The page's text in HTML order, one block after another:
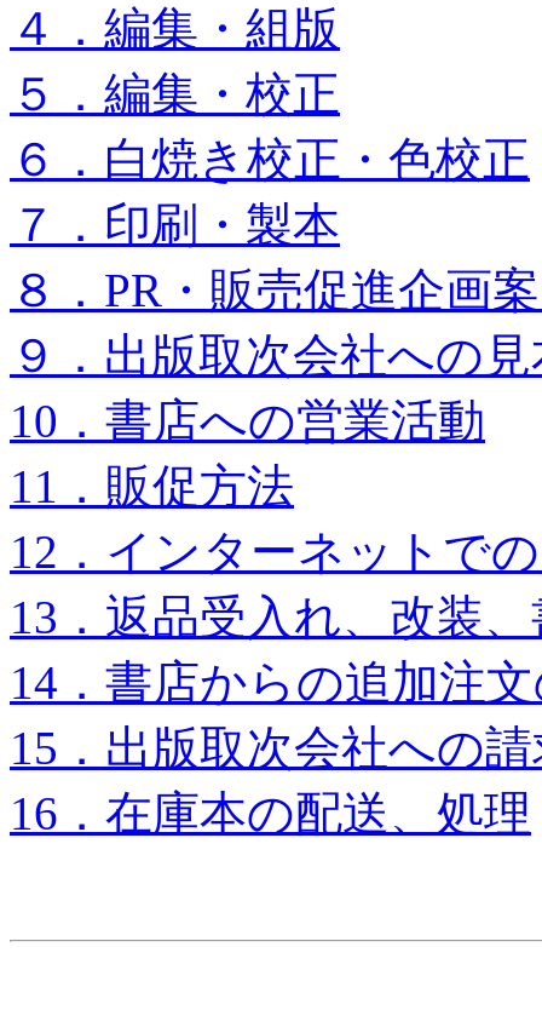
４．編集・組版
５．編集・校正
６．白焼き校正・色校正
７．印刷・製本
８．PR・販売促進企画
９．出版取次会社への
10．書店への営業活動
11．販促方法
12．インターネットで
13．返品受入れ、改装
14．書店からの追加注
15．出版取次会社への
16．在庫本の配送、処理